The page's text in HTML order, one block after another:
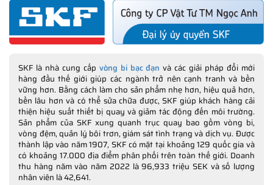
SKF là nhà cung cấp vòng bi bạc đạn và các giải pháp đổi mới
hàng đầu thế giới giúp các ngành trở nên cạnh tranh và bền
vững hơn. Bằng cách làm cho sản phẩm nhẹ hơn, hiệu quả hơn,
bền lâu hơn và có thể sửa chữa được, SKF giúp khách hàng cải
thiện hiệu suất thiết bị quay và giảm tác động đến môi trường.
Sản phẩm của SKF xung quanh trục quay bao gồm vòng bi,
vòng đệm, quản lý bôi trơn, giám sát tình trạng và dịch vụ. Được
thành lập vào năm 1907, SKF có mặt tại khoảng 129 quốc gia và
có khoảng 17.000 địa điểm phân phối trên toàn thế giới. Doanh
thu hàng năm vào năm 2022 là 96,933 triệu SEK và số lượng
nhân viên là 42,641.